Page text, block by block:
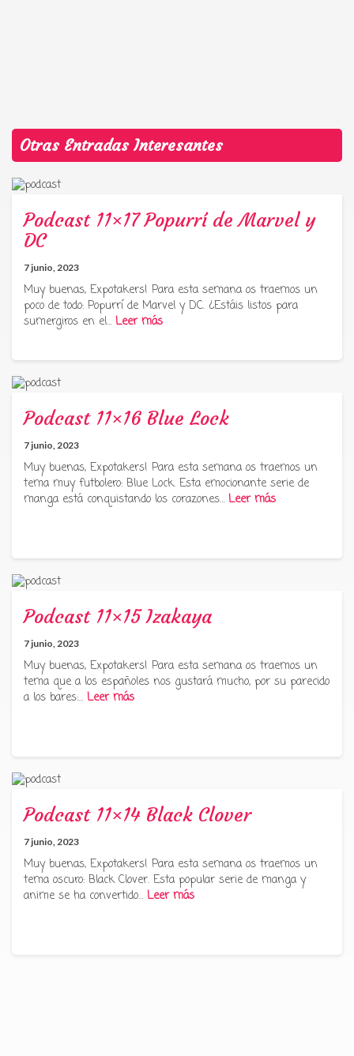
Otras Entradas Interesantes
Podcast 11×17 Popurrí de Marvel y
DC
7 junio, 2023
Muy buenas, Expotakers! Para esta semana os traemos un
poco de todo: Popurrí de Marvel y DC. ¿Estáis listos para
sumergiros en el… Leer más
Podcast 11×16 Blue Lock
7 junio, 2023
Muy buenas, Expotakers! Para esta semana os traemos un
tema muy futbolero: Blue Lock. Esta emocionante serie de
manga está conquistando los corazones… Leer más
Podcast 11×15 Izakaya
7 junio, 2023
Muy buenas, Expotakers! Para esta semana os traemos un
tema que a los españoles nos gustará mucho, por su parecido
a los bares:… Leer más
Podcast 11×14 Black Clover
7 junio, 2023
Muy buenas, Expotakers! Para esta semana os traemos un
tema oscuro: Black Clover. Esta popular serie de manga y
anime se ha convertido… Leer más